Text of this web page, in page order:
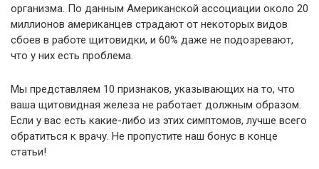
организма. По данным Американской ассоциации около 20
миллионов американцев страдают от некоторых видов
сбоев в работе щитовидки, и 60% даже не подозревают,
что у них есть проблема.
Мы представляем 10 признаков, указывающих на то, что
ваша щитовидная железа не работает должным образом.
Если у вас есть какие-либо из этих симптомов, лучше всего
обратиться к врачу. Не пропустите наш бонус в конце
статьи!